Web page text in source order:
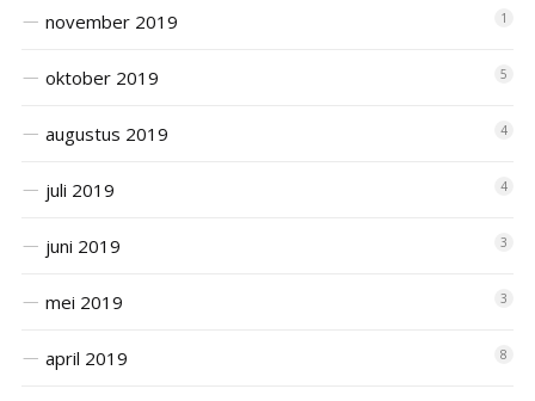
november 2019 1
oktober 2019 5
augustus 2019 4
juli 2019 4
juni 2019 3
mei 2019 3
april 2019 8